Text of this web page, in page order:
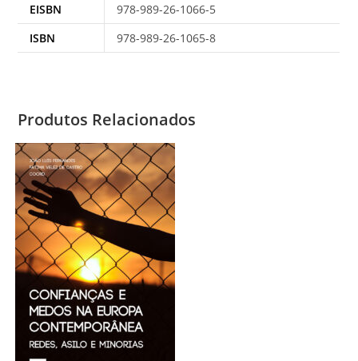
EISBN
978-989-26-1066-5
ISBN
978-989-26-1065-8
Produtos Relacionados